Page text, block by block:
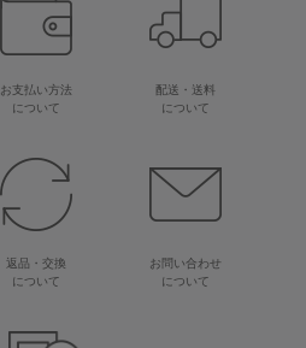
お支払い方法
について
配送・送料
について
返品・交換
について
お問い合わせ
について